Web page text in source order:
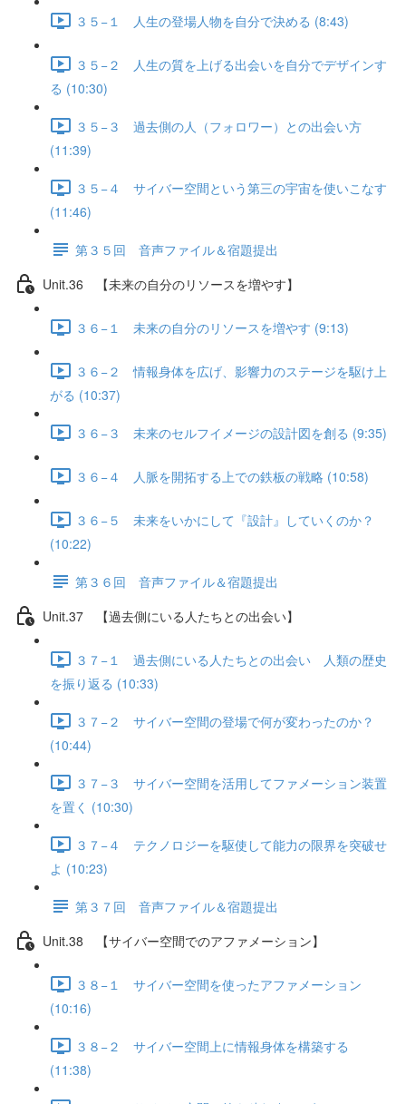
３５−１ 人生の登場人物を自分で決める (8:43)
３５−２ 人生の質を上げる出会いを自分でデザインす
る (10:30)
３５−３ 過去側の人（フォロワー）との出会い方
(11:39)
３５−４ サイバー空間という第三の宇宙を使いこなす
(11:46)
第３５回 音声ファイル＆宿題提出
Unit.36 【未来の自分のリソースを増やす】
３６−１ 未来の自分のリソースを増やす (9:13)
３６−２ 情報身体を広げ、影響力のステージを駆け上
がる (10:37)
３６−３ 未来のセルフイメージの設計図を創る (9:35)
３６−４ 人脈を開拓する上での鉄板の戦略 (10:58)
３６−５ 未来をいかにして『設計』していくのか？
(10:22)
第３６回 音声ファイル＆宿題提出
Unit.37 【過去側にいる人たちとの出会い】
３７−１ 過去側にいる人たちとの出会い 人類の歴史
を振り返る (10:33)
３７−２ サイバー空間の登場で何が変わったのか？
(10:44)
３７−３ サイバー空間を活用してファメーション装置
を置く (10:30)
３７−４ テクノロジーを駆使して能力の限界を突破せ
よ (10:23)
第３７回 音声ファイル＆宿題提出
Unit.38 【サイバー空間でのアファメーション】
３８−１ サイバー空間を使ったアファメーション
(10:16)
３８−２ サイバー空間上に情報身体を構築する
(11:38)